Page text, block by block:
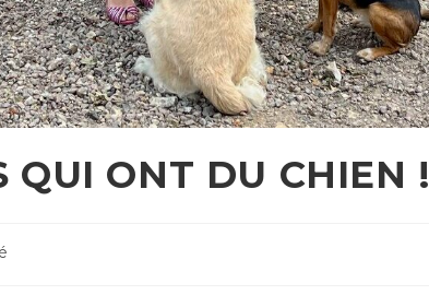
QUI ONT DU CHIEN !